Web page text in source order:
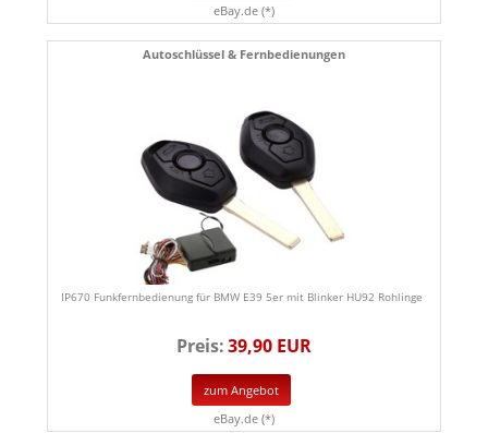
eBay.de (*)
Autoschlüssel & Fernbedienungen
IP670 Funkfernbedienung für BMW E39 5er mit Blinker HU92 Rohlinge
Preis:39,90 EUR
zum Angebot
eBay.de (*)